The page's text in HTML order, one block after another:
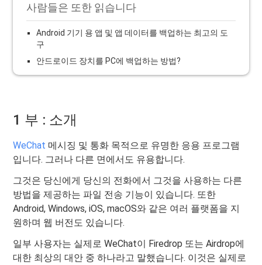
사람들은 또한 읽습니다
Android 기기 용 앱 및 앱 데이터를 백업하는 최고의 도
구
안드로이드 장치를 PC에 백업하는 방법?
1 부 : 소개
WeChat 메시징 및 통화 목적으로 유명한 응용 프로그램
입니다. 그러나 다른 면에서도 유용합니다.
그것은 당신에게 당신의 전화에서 그것을 사용하는 다른
방법을 제공하는 파일 전송 기능이 있습니다. 또한
Android, Windows, iOS, macOS와 같은 여러 플랫폼을 지
원하며 웹 버전도 있습니다.
일부 사용자는 실제로 WeChat이 Firedrop 또는 Airdrop에
대한 최상의 대안 중 하나라고 말했습니다. 이것은 실제로